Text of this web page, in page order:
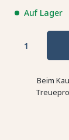
Auf Lager
Beim